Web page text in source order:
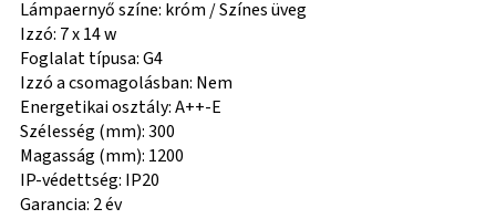
Lámpaernyő színe: króm / Színes üveg
Izzó: 7 x 14 w
Foglalat típusa: G4
Izzó a csomagolásban: Nem
Energetikai osztály: A++-E
Szélesség (mm): 300
Magasság (mm): 1200
IP-védettség: IP20
Garancia: 2 év